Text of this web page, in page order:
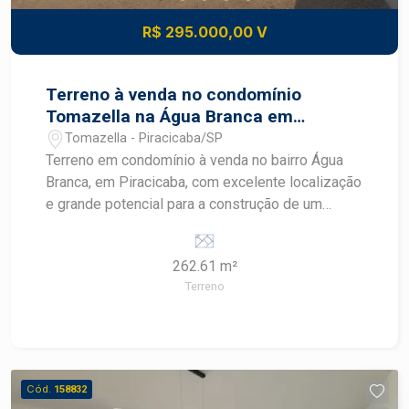
R$ 295.000,00 V
Terreno à venda no condomínio
Tomazella na Água Branca em
Piracicaba
Tomazella - Piracicaba/SP
Terreno em condomínio à venda no bairro Água
Branca, em Piracicaba, com excelente localização
e grande potencial para a construção de um
Condomínio Tomazella, este terreno de esquina
possui topografia favorável e oferece a
combinação ideal entre segurança, tranquilidade
esquina - 14,14 metros de frente com raio de 9
metros - 10 metros de fundo - 19 metros na
262.61 m²
Terreno
Cód. 158832